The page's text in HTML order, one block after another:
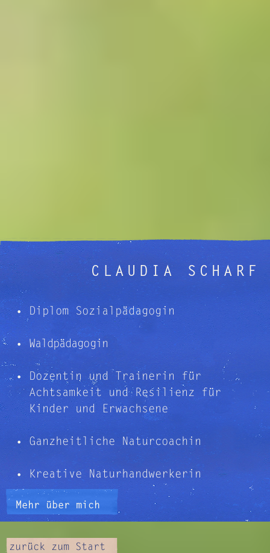
CLAUDIA SCHARF
• Diplom Sozialpädagogin
• Waldpädagogin
• Dozentin und Trainerin für
Achtsamkeit und Resilienz für
Kinder und Erwachsene
• Ganzheitliche Naturcoachin
• Kreative Naturhandwerkerin
Mehr über mich
zurück zum Start